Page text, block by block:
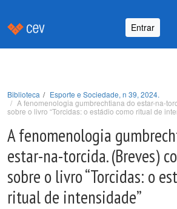
Entrar
Biblioteca
Esporte e Sociedade, n 39, 2024.
A fenomenologia gumbrechtiana do estar-na-
sobre o livro “Torcidas: o estádio como ritual de
A fenomenologia
estar-na-torcida. (Breves)
sobre o livro “Torcidas: o
ritual de intensidade”